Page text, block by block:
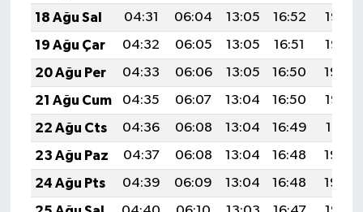
18 Ağu Sal
04:31 06:04 13:05 16:52
19:57
19 Ağu Çar
04:32 06:05 13:05 16:51
19:55
20 Ağu Per
04:33 06:06 13:05 16:50
19:54
21 Ağu Cum
04:35 06:07 13:04 16:50
19:52
22 Ağu Cts
04:36 06:08 13:04 16:49
19:51
23 Ağu Paz
04:37 06:08 13:04 16:48
19:49
24 Ağu Pts
04:39 06:09 13:04 16:48
19:48